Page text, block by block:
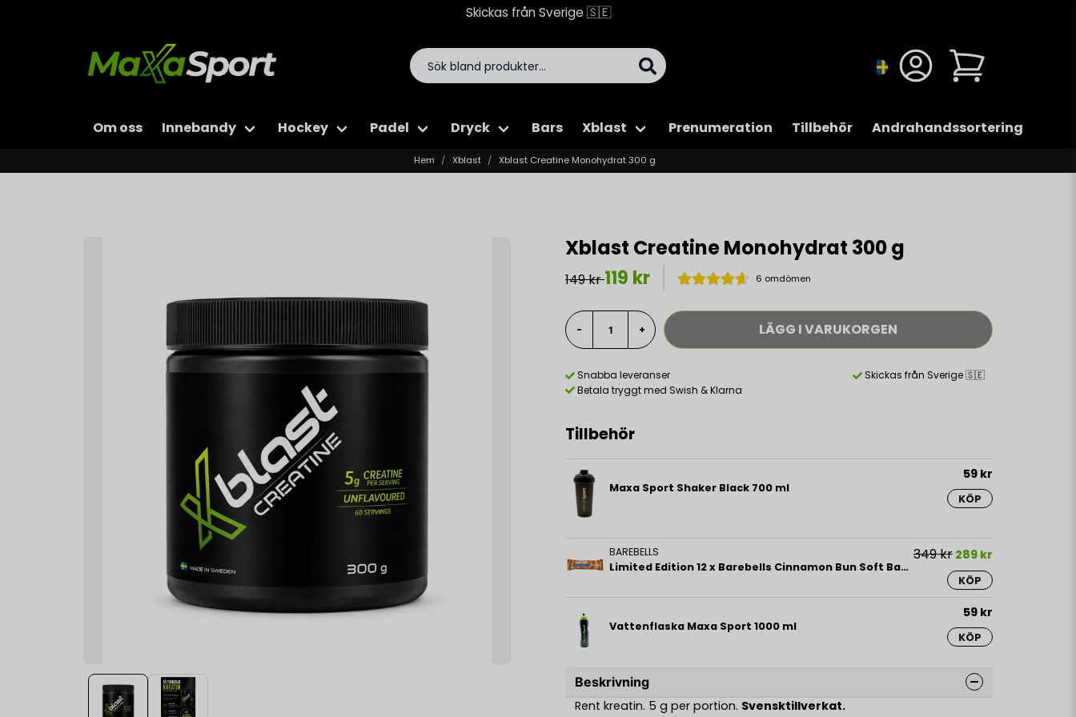
Skickas från Sverige 🇸🇪
Om oss Innebandy Hockey Padel Dryck Bars Xblast Prenumeration Tillbehör Andrahandssortering
Hem Xblast Xblast Creatine Monohydrat 300 g
Xblast Creatine Monohydrat 300 g
149 kr119 kr 6 omdömen
- + LÄGG I VARUKORGEN
Snabba leveranser
Skickas från Sverige 🇸🇪
Betala tryggt med Swish & Klarna
Tillbehör
Maxa Sport Shaker Black 700 ml
59 kr
KÖP
BAREBELLS
Limited Edition 12 x Barebells Cinnamon Bun Soft Bar 55 g
349 kr 289 kr
KÖP
Vattenflaska Maxa Sport 1000 ml
59 kr
KÖP
Beskrivning
Rent kreatin. 5 g per portion. Svensktillverkat.